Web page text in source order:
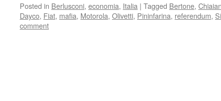
Posted in Berlusconi, economia, Italia | Tagged Bertone,
Dayco, Fiat, mafia, Motorola, Olivetti, Pininfarina, referendum,
comment